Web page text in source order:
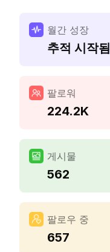
월간 성장
추적 시작됨
팔로워
224.2K
게시물
562
팔로우 중
657